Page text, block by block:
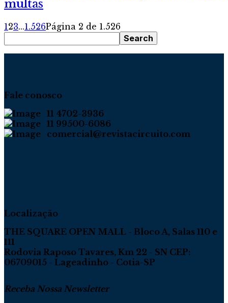
multas
1 23...1.526Página 2 de 1.526
Fale conosco
11 4702-3936
11 99500-6086
comercial@revistacircuito.com
Localização
THE SQUARE OPEN MALL - Bloco A, Salas 110 e
111
Rodovia Raposo Tavares, Km 22 - SN CEP:
06709015 - Lageadinho - Cotia-SP
Receba Nossa Newsletter